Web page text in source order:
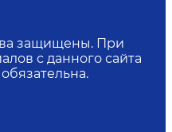
защищены. При
с данного сайта